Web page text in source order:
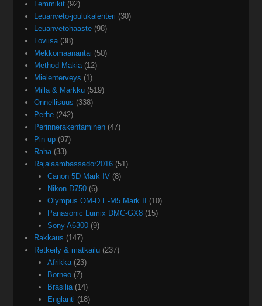
Lemmikit (92)
Leuanveto-joulukalenteri (30)
Leuanvetohaaste (98)
Loviisa (38)
Mekkomaanantai (50)
Method Makia (12)
Mielenterveys (1)
Milla & Markku (519)
Onnellisuus (338)
Perhe (242)
Perinnerakentaminen (47)
Pin-up (97)
Raha (33)
Rajalaambassador2016 (51)
Canon 5D Mark IV(8)
Nikon D750(6)
Olympus OM-D E-M5 Mark II
(10)
Panasonic Lumix DMC-GX8(15)
Sony A6300(9)
Rakkaus (147)
Retkeily & matkailu (237)
Afrikka(23)
Borneo(7)
Brasilia(14)
Englanti (18)